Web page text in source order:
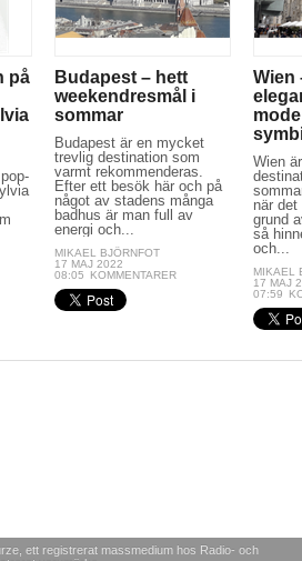
på
Budapest – hett
weekendresmål i
sommar
Budapest är en mycket
trevlig destination som
varmt rekommenderas.
Efter ett besök här och på
något av stadens många
badhus är man full av
energi och...
MIKAEL BJÖRNFOT
17 MAJ 2022
08:05
KOMMENTARER
Wien
Wien
när det
grund
så
och...
MIKAEL
17 MAJ
07:59
ett registrerat massmedium hos Radio- och